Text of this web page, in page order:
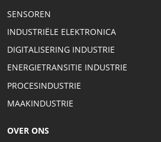
SENSOREN
INDUSTRIËLE ELEKTRONICA
DIGITALISERING INDUSTRIE
ENERGIETRANSITIE INDUSTRIE
PROCESINDUSTRIE
MAAKINDUSTRIE
OVER ONS